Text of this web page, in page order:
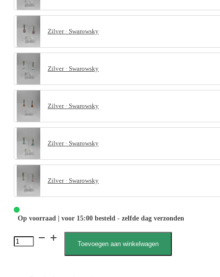
Zilver · Swarowsky
Zilver · Swarowsky
Zilver · Swarowsky
Zilver · Swarowsky
Zilver · Swarowsky
Op voorraad | voor 15:00 besteld - zelfde dag verzonden
Xira
Toevoegen aan winkelwagen